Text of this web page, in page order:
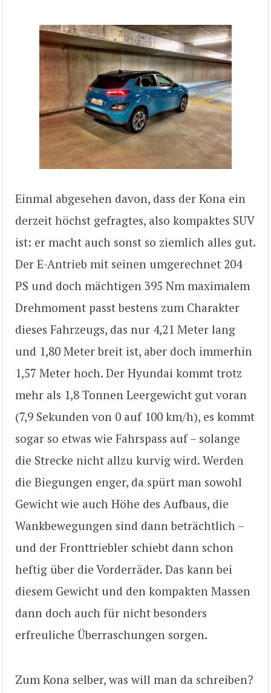
Einmal abgesehen davon, dass der Kona ein
derzeit höchst gefragtes, also kompaktes SUV
ist: er macht auch sonst so ziemlich alles gut.
Der E-Antrieb mit seinen umgerechnet 204
PS und doch mächtigen 395 Nm maximalem
Drehmoment passt bestens zum Charakter
dieses Fahrzeugs, das nur 4,21 Meter lang
und 1,80 Meter breit ist, aber doch immerhin
1,57 Meter hoch. Der Hyundai kommt trotz
mehr als 1,8 Tonnen Leergewicht gut voran
(7,9 Sekunden von 0 auf 100 km/h), es kommt
sogar so etwas wie Fahrspass auf – solange
die Strecke nicht allzu kurvig wird. Werden
die Biegungen enger, da spürt man sowohl
Gewicht wie auch Höhe des Aufbaus, die
Wankbewegungen sind dann beträchtlich –
und der Fronttriebler schiebt dann schon
heftig über die Vorderräder. Das kann bei
diesem Gewicht und den kompakten Massen
dann doch auch für nicht besonders
erfreuliche Überraschungen sorgen.
Zum Kona selber, was will man da schreiben?